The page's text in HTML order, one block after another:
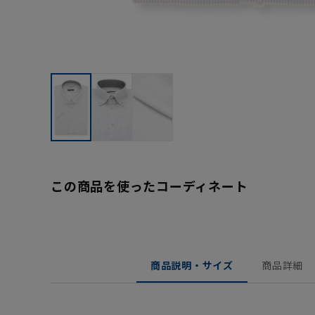
この商品を使ったコーディネート
商品説明・サイズ 商品詳細